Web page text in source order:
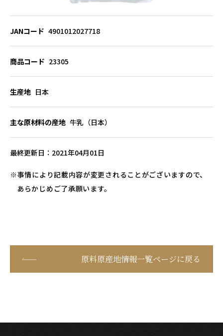
JANコード 4901012027718
商品コード 23305
生産地 日本
主な原材料の産地 牛乳（日本）
最終更新日 2021年04月01日
事情により記載内容が変更されることがございますので、
あらかじめご了承願います。
原料原産地情報一覧ページに戻る